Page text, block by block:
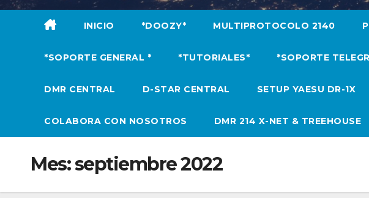
INICIO *DOOZY* MULTIPROTOCOLO 2140
*SOPORTE GENERAL * *TUTORIALES* *SOPORTE
DMR CENTRAL D-STAR CENTRAL SETUP YAESU DR-1X
COLABORA CON NOSOTROS DMR 214 X-NET & TREEHOUSE
Mes:septiembre 2022